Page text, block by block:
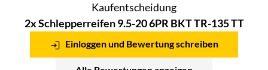
Kaufentscheidung
2x Schlepperreifen 9.5-20 6PR BKT TR-135 TT
Einloggen und Bewertung schreiben